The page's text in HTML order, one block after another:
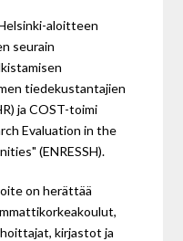
aloitteen
seurain
tiedekustantajien
ja COST-toimi
Evaluation in the
(ENRESSH).
on herättää
kirjastot ja